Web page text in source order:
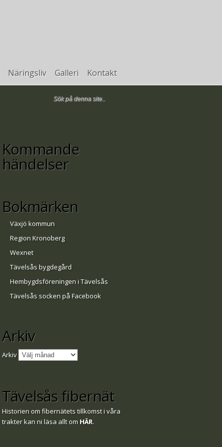
Näringsliv Galleri Kontakt
Kommande
händelser
Bokmärken
Växjö kommun
Region Kronoberg
Wexnet
Tävelsås bygdegård
Hembygdsföreningen i Tävelsås
Tävelsås socken på Facebook
Arkiv
Arkiv
Tävelsås fibernät
Historien om fibernätets tillkomst i våra
trakter kan ni läsa allt om HÄR.